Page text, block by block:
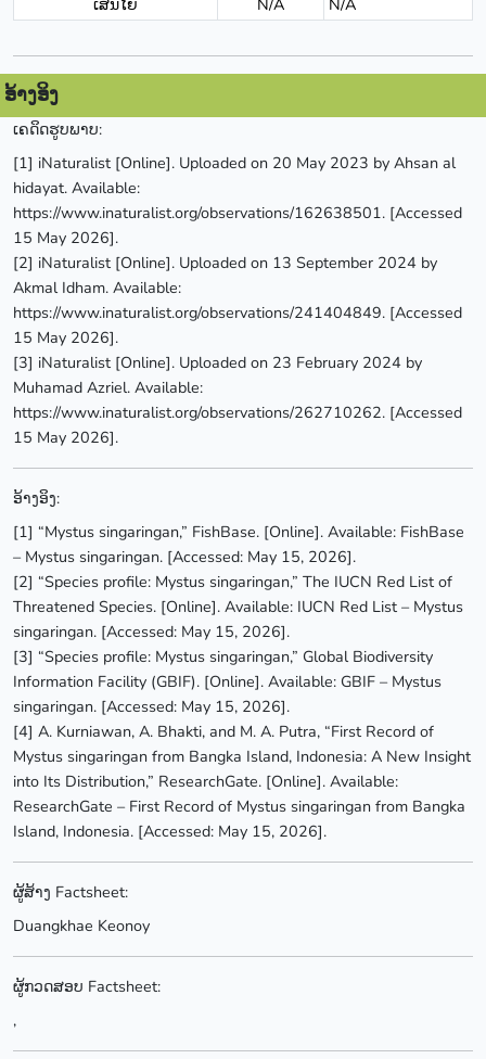
ອ້າງອິງ
ເຄດິດຮູບພາບ:
[1] iNaturalist [Online]. Uploaded on 20 May 2023 by Ahsan al
hidayat. Available:
https://www.inaturalist.org/observations/162638501. [Accessed
15 May 2026].
[2] iNaturalist [Online]. Uploaded on 13 September 2024 by
Akmal Idham. Available:
https://www.inaturalist.org/observations/241404849. [Accessed
15 May 2026].
[3] iNaturalist [Online]. Uploaded on 23 February 2024 by
Muhamad Azriel. Available:
https://www.inaturalist.org/observations/262710262. [Accessed
15 May 2026].
ອ້າງອິງ:
[1] “Mystus singaringan,” FishBase. [Online]. Available: FishBase
– Mystus singaringan. [Accessed: May 15, 2026].
[2] “Species profile: Mystus singaringan,” The IUCN Red List of
Threatened Species. [Online]. Available: IUCN Red List – Mystus
singaringan. [Accessed: May 15, 2026].
[3] “Species profile: Mystus singaringan,” Global Biodiversity
Information Facility (GBIF). [Online]. Available: GBIF – Mystus
singaringan. [Accessed: May 15, 2026].
[4] A. Kurniawan, A. Bhakti, and M. A. Putra, “First Record of
Mystus singaringan from Bangka Island, Indonesia: A New Insight
into Its Distribution,” ResearchGate. [Online]. Available:
ResearchGate – First Record of Mystus singaringan from Bangka
Island, Indonesia. [Accessed: May 15, 2026].
ຜູ້ສ້າງ Factsheet:
Duangkhae Keonoy
ຜູ້ກວດສອບ Factsheet:
,